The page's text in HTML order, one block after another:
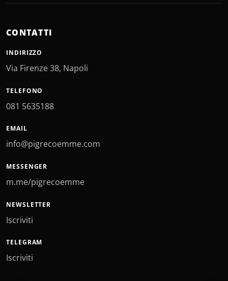
CONTATTI
INDIRIZZO
Via Firenze 38, Napoli
TELEFONO
081 5635188
EMAIL
info@pigrecoemme.com
MESSENGER
m.me/pigrecoemme
NEWSLETTER
Iscriviti
TELEGRAM
Iscriviti